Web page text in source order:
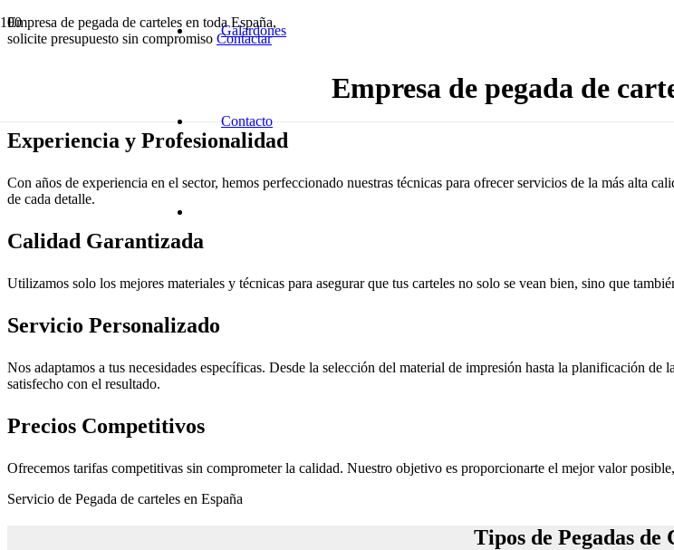
Galardones
Contacto
Empresa de pegada de carteles en toda España,
solicite presupuesto sin compromiso Contactar
Empresa de pegada de
Experiencia y Profesionalidad
Con años de experiencia en el sector, hemos perfeccionado nuestras técnicas para ofrecer servicios de la más alta
de cada detalle.
Calidad Garantizada
Utilizamos solo los mejores materiales y técnicas para asegurar que tus carteles no solo se vean bien, sino que
Servicio Personalizado
Nos adaptamos a tus necesidades específicas. Desde la selección del material de impresión hasta la planificación
satisfecho con el resultado.
Precios Competitivos
Ofrecemos tarifas competitivas sin comprometer la calidad. Nuestro objetivo es proporcionarte el mejor valor
Servicio de Pegada de carteles en España
Tipos de Pegadas de